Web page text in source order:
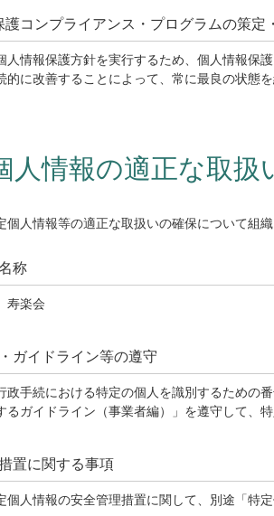
護コンプライアンス・プログラムの策定
人情報保護方針を実行するため、個人情報保
的に改善することによって、常に最良の状態を
人情報の適正な取扱
個人情報等の適正な取扱いの確保について組
称
寿楽会
ガイドライン等の遵守
政手続における特定の個人を識別するための
るガイドライン（事業者編）」を遵守して、
置に関する事項
個人情報の安全管理措置に関して、別途「特